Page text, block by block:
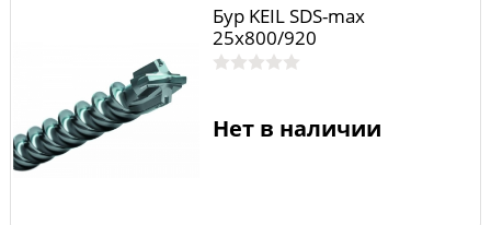
Бур KEIL SDS-max
25х800/920
Нет в наличии